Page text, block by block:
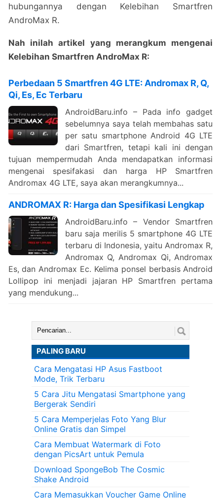
hubungannya dengan Kelebihan Smartfren
AndroMax R.
Nah inilah artikel yang merangkum mengenai
Kelebihan Smartfren AndroMax R:
Perbedaan 5 Smartfren 4G LTE: Andromax R, Q,
Qi, Es, Ec Terbaru
AndroidBaru.info – Pada info gadget
sebelumnya saya telah membahas satu
per satu smartphone Android 4G LTE
dari Smartfren, tetapi kali ini dengan
tujuan mempermudah Anda mendapatkan informasi
mengenai spesifakasi dan harga HP Smartfren
Andromax 4G LTE, saya akan merangkumnya...
ANDROMAX R: Harga dan Spesifikasi Lengkap
AndroidBaru.info – Vendor Smartfren
baru saja merilis 5 smartphone 4G LTE
terbaru di Indonesia, yaitu Andromax R,
Andromax Q, Andromax Qi, Andromax
Es, dan Andromax Ec. Kelima ponsel berbasis Android
Lollipop ini menjadi jajaran HP Smartfren pertama
yang mendukung...
Cari:
PALING BARU
Cara Mengatasi HP Asus Fastboot
Mode, Trik Terbaru
5 Cara Jitu Mengatasi Smartphone yang
Bergerak Sendiri
5 Cara Memperjelas Foto Yang Blur
Online Gratis dan Simpel
Cara Membuat Watermark di Foto
dengan PicsArt untuk Pemula
Download SpongeBob The Cosmic
Shake Android
Cara Memasukkan Voucher Game Online